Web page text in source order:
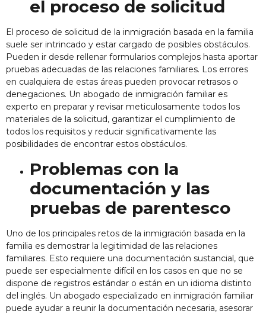
el proceso de solicitud
El proceso de solicitud de la inmigración basada en la familia
suele ser intrincado y estar cargado de posibles obstáculos.
Pueden ir desde rellenar formularios complejos hasta aportar
pruebas adecuadas de las relaciones familiares. Los errores
en cualquiera de estas áreas pueden provocar retrasos o
denegaciones. Un abogado de inmigración familiar es
experto en preparar y revisar meticulosamente todos los
materiales de la solicitud, garantizar el cumplimiento de
todos los requisitos y reducir significativamente las
posibilidades de encontrar estos obstáculos.
Problemas con la
documentación y las
pruebas de parentesco
Uno de los principales retos de la inmigración basada en la
familia es demostrar la legitimidad de las relaciones
familiares. Esto requiere una documentación sustancial, que
puede ser especialmente difícil en los casos en que no se
dispone de registros estándar o están en un idioma distinto
del inglés. Un abogado especializado en inmigración familiar
puede ayudar a reunir la documentación necesaria, asesorar